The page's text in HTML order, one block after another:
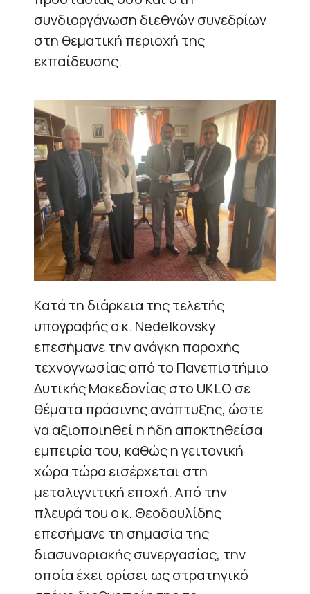
συνδιοργάνωση διεθνών συνεδρίων
στη θεματική περιοχή της
εκπαίδευσης.
Κατά τη διάρκεια της τελετής
υπογραφής ο κ. Nedelkovsky
επεσήμανε την ανάγκη παροχής
τεχνογνωσίας από το Πανεπιστήμιο
Δυτικής Μακεδονίας στο UKLO σε
θέματα πράσινης ανάπτυξης, ώστε
να αξιοποιηθεί η ήδη αποκτηθείσα
εμπειρία του, καθώς η γειτονική
χώρα τώρα εισέρχεται στη
μεταλιγνιτική εποχή. Από την
πλευρά του ο κ. Θεοδουλίδης
επεσήμανε τη σημασία της
διασυνοριακής συνεργασίας, την
οποία έχει ορίσει ως στρατηγικό